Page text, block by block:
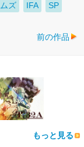
ズ IFA SP
前の作品
もっと見る